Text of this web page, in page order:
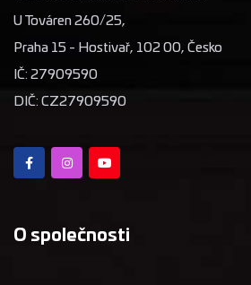
U Továren 260/25,
Praha 15 - Hostivař, 102 00, Česko
IČ: 27909590
DIČ: CZ27909590
O společnosti